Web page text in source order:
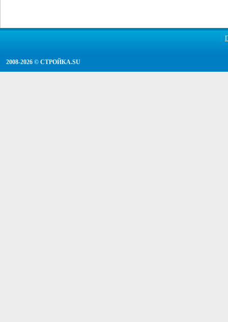
2008-2026 © СТРОЙКА.SU